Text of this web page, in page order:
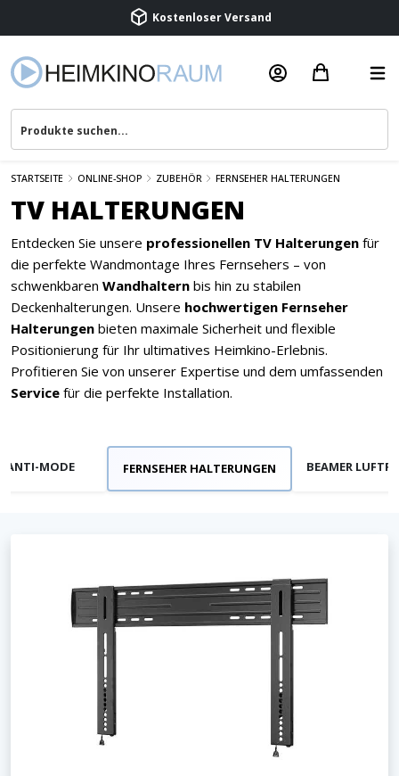
Kostenloser Versand
Beratung & Service
STARTSEITE ONLINE-SHOP ZUBEHÖR FERNSEHER HALTERUNGEN
TV HALTERUNGEN
Entdecken Sie unsere professionellen TV Halterungen für
die perfekte Wandmontage Ihres Fernsehers – von
schwenkbaren Wandhaltern bis hin zu stabilen
Deckenhalterungen. Unsere hochwertigen Fernseher
Halterungen bieten maximale Sicherheit und flexible
Positionierung für Ihr ultimatives Heimkino-Erlebnis.
Profitieren Sie von unserer Expertise und dem umfassenden
Service für die perfekte Installation.
ANTI-MODE FERNSEHER HALTERUNGEN BEAMER